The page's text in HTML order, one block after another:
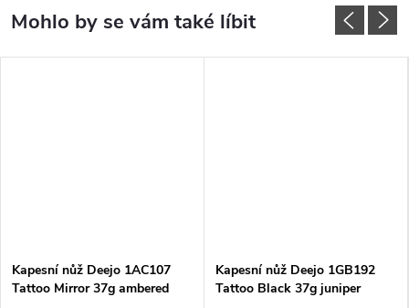
Kapesní nůž Deejo 1AC107
Tattoo Mirror 37g ambered
Kapesní nůž Deejo 1GB192
Tattoo Black 37g juniper